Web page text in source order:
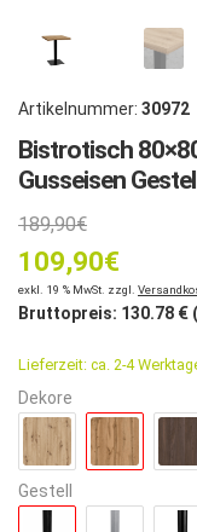
Artikelnummer: 30972
Bistrotisch
Gusseisen
189,90€
Preis
war:
109,90€
Aktueller
Preis
ist:
109,90€.
exkl. 19 % MwSt. zzgl.
Bruttopreis: 130.78 €
Lieferzeit: ca. 2-4
Dekore
Gestell